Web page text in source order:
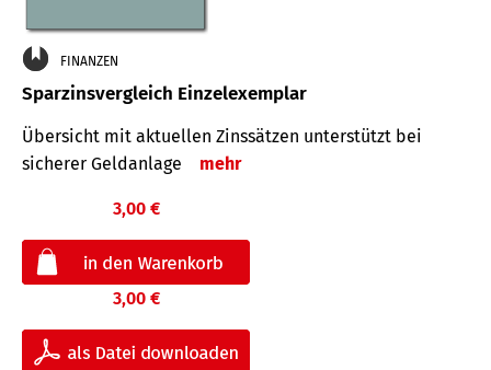
FINANZEN
Sparzinsvergleich Einzelexemplar
Übersicht mit aktuellen Zinssätzen unterstützt bei
sicherer Geldanlage
mehr
3,00 €
3,00 €